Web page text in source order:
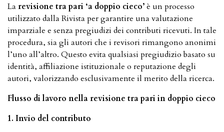
La revisione tra pari ‘a doppio cieco’è un processo
utilizzato dalla Rivista per garantire una valutazione
imparziale e senza pregiudizi dei contributi ricevuti. In tale
procedura, sia gli autori che i revisori rimangono anonimi
l’uno all’altro. Questo evita qualsiasi pregiudizio basato su
identità, affiliazione istituzionale o reputazione degli
autori, valorizzando esclusivamente il merito della ricerca.
Flusso di lavoro nella revisione tra pari in doppio cieco
1. Invio del contributo